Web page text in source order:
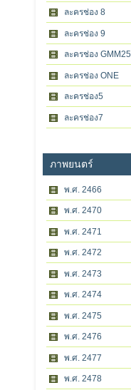
ละครช่อง 8
ละครช่อง 9
ละครช่อง GMM25
ละครช่อง ONE
ละครช่อง5
ละครช่อง7
ภาพยนตร์
พ.ศ. 2466
พ.ศ. 2470
พ.ศ. 2471
พ.ศ. 2472
พ.ศ. 2473
พ.ศ. 2474
พ.ศ. 2475
พ.ศ. 2476
พ.ศ. 2477
พ.ศ. 2478